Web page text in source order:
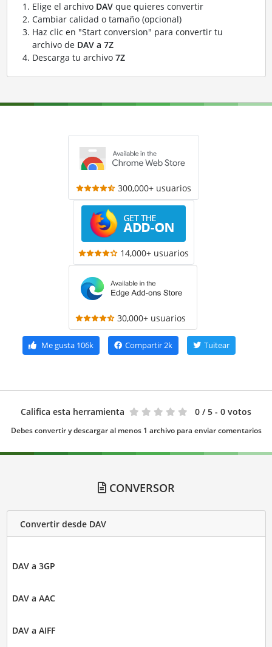
Elige el archivo DAVque quieres convertir
Cambiar calidad o tamaño (opcional)
Haz clic en "Start conversion" para convertir tu
archivo de DAV a 7Z
Descarga tu archivo 7Z
300,000+ usuarios
14,000+ usuarios
30,000+ usuarios
Me gusta106k Compartir2k Tuitear
Califica esta herramienta 0 / 5 - 0 votos
Debes convertir y descargar al menos 1 archivo para enviar comentarios
CONVERSOR
Convertir desde DAV
DAV a 3GP
DAV a AAC
DAV a AIFF